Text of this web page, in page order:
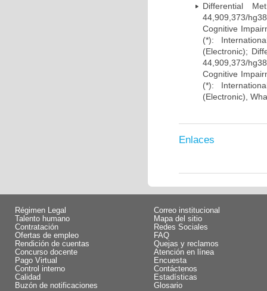
Differential
44,909,373/
Cognitive
(*):
(Electronic);
44,909,373/
Cognitive
(*):
(Electronic),
Enlaces
Régimen Legal
Talento humano
Contratación
Ofertas de empleo
Rendición de cuentas
Concurso docente
Pago Virtual
Control interno
Calidad
Buzón de notificaciones
Correo institucional
Mapa del sitio
Redes Sociales
FAQ
Quejas y reclamos
Atención en línea
Encuesta
Contáctenos
Estadísticas
Glosario